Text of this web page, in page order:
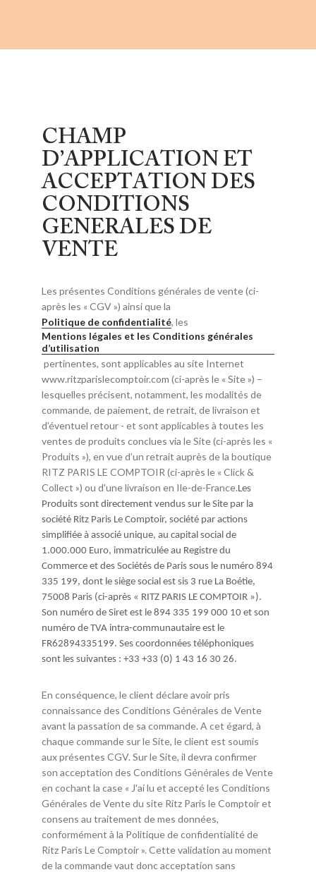
CHAMP
D’APPLICATION ET
ACCEPTATION DES
CONDITIONS
GENERALES DE
VENTE
Les présentes Conditions générales de vente (ci-
après les « CGV ») ainsi que la
Politique de confidentialité, les
Mentions légales et les Conditions générales
d’utilisation
pertinentes, sont applicables au site Internet
www.ritzparislecomptoir.com (ci-après le « Site ») –
lesquelles précisent, notamment, les modalités de
commande, de paiement, de retrait, de livraison et
d’éventuel retour - et sont applicables à toutes les
ventes de produits conclues via le Site (ci-après les «
Produits »), en vue d’un retrait auprès de la boutique
RITZ PARIS LE COMPTOIR (ci-après le « Click &
Collect ») ou d'une livraison en Ile-de-France.Les
Produits sont directement vendus sur le Site par la
société Ritz Paris Le Comptoir, société par actions
simplifiée à associé unique, au capital social de
1.000.000 Euro, immatriculée au Registre du
Commerce et des Sociétés de Paris sous le numéro 894
335 199, dont le siège social est sis 3 rue La Boétie,
75008 Paris (ci-après « RITZ PARIS LE COMPTOIR »).
Son numéro de Siret est le 894 335 199 000 10 et son
numéro de TVA intra-communautaire est le
FR62894335199. Ses coordonnées téléphoniques
sont les suivantes : +33 +33 (0) 1 43 16 30 26.
En conséquence, le client déclare avoir pris
connaissance des Conditions Générales de Vente
avant la passation de sa commande. A cet égard, à
chaque commande sur le Site, le client est soumis
aux présentes CGV. Sur le Site, il devra confirmer
son acceptation des Conditions Générales de Vente
en cochant la case « J'ai lu et accepté les Conditions
Générales de Vente du site Ritz Paris le Comptoir et
consens au traitement de mes données,
conformément à la Politique de confidentialité de
Ritz Paris Le Comptoir ». Cette validation au moment
de la commande vaut donc acceptation sans